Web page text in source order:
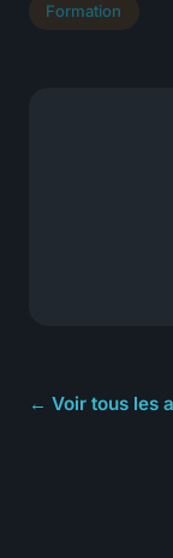
Formation
← Voir tous les